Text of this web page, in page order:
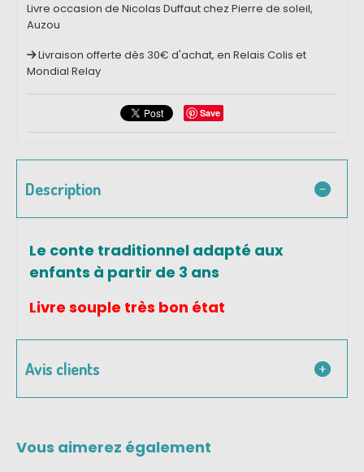
Livre occasion de Nicolas Duffaut chez Pierre de soleil,
Auzou
Livraison offerte dès 30€ d'achat, en Relais Colis et
Mondial Relay
Save
Description
Le conte traditionnel adapté aux
enfants à partir de 3 ans
Livre souple très bon état
Avis clients
Vous aimerez également